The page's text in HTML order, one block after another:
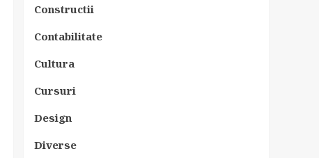
Constructii
Contabilitate
Cultura
Cursuri
Design
Diverse